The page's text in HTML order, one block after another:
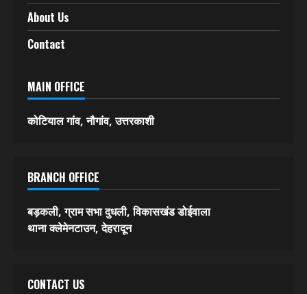
About Us
Contact
MAIN OFFICE
कोटियाल गांव, नौगांव, उत्तरकाशी
BRANCH OFFICE
बड़कली, ग्राम सभा दुधली, विकासखंड डोईवाला
थाना क्लेमेनटाउन, देहरादून
CONTACT US